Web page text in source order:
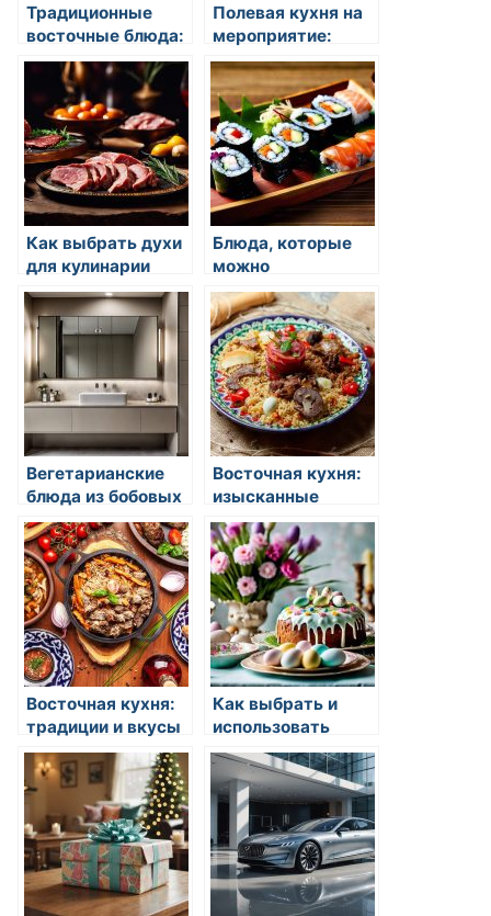
Традиционные
восточные блюда:
открытие для
гурманов
Полевая кухня на
мероприятие:
идеальное
решение для
гурманов на
свежем воздухе
Как выбрать духи
для кулинарии
Блюда, которые
можно
приготовить в
одной сковороде
Вегетарианские
блюда из бобовых
Восточная кухня:
изысканные
блюда и традиции
Восточная кухня:
традиции и вкусы
Как выбрать и
использовать
овощи в кулинарии